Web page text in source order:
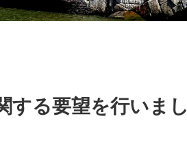
する要望を行いまし